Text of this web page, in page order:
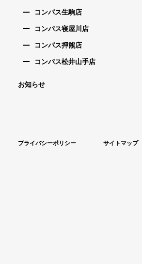
コンパス生駒店
コンパス寝屋川店
コンパス押熊店
コンパス松井山手店
お知らせ
プライバシーポリシー サイトマップ